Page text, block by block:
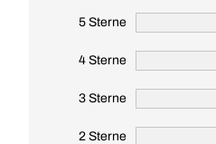
5 Sterne
4 Sterne
3 Sterne
2 Sterne